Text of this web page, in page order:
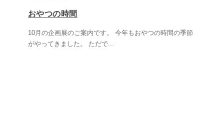
おやつの時間
10月の企画展のご案内です。 今年もおやつの時間の季節
がやってきました。 ただで...